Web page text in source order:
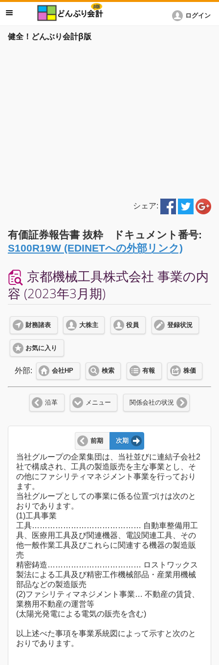
健全！どんぶり会計β版
ログイン
シェア:
有価証券報告書 抜粋 ドキュメント番号:
S100R19W (EDINETへの外部リンク)
京都機械工具株式会社 事業の内
容 (2023年3月期)
財務諸表 大株主 役員 登録状況
お気に入り
外部: 会社HP 検索 有報 株価
沿革 メニュー 関係会社の状況
前期 次期
当社グループの企業集団は、当社並びに連結子会社2
社で構成され、工具の製造販売を主な事業とし、そ
の他にファシリティマネジメント事業を行っており
ます。
当社グループとしての事業に係る位置づけは次のと
おりであります。
(1)工具事業
工具…………………………………… 自動車整備用工
具、医療用工具及び関連機器、電設関連工具、その
他一般作業工具及びこれらに関連する機器の製造販
売
精密鋳造……………………………… ロストワックス
製法による工具及び精密工作機械部品・産業用機械
部品などの製造販売
(2)ファシリティマネジメント事業… 不動産の賃貸、
業務用不動産の運営等
(太陽光発電による電気の販売を含む)
以上述べた事項を事業系統図によって示すと次のと
おりであります。